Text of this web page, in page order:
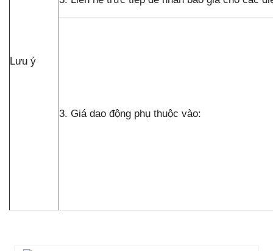
Lưu ý
3. Giá dao động phụ thuộc vào: